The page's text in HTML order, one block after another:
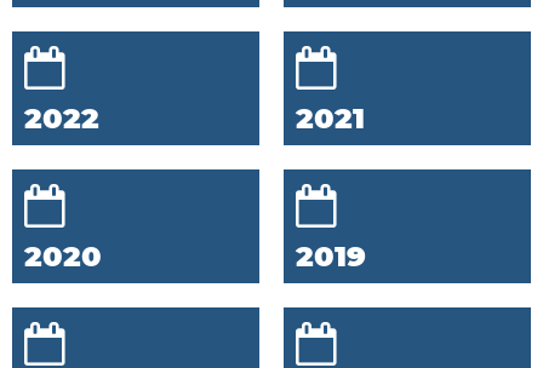
2022 2021
2020 2019